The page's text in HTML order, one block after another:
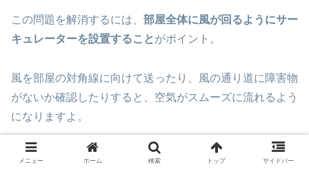
この問題を解消するには、 部屋全体に風が回るようにサー
キュレーターを設置することがポイント。
風を部屋の対角線に向けて送ったり、風の通り道に障害物
がないか確認したりすると、空気がスムーズに流れるよう
になりますよ。
メニュー ホーム 検索 トップ サイドバー